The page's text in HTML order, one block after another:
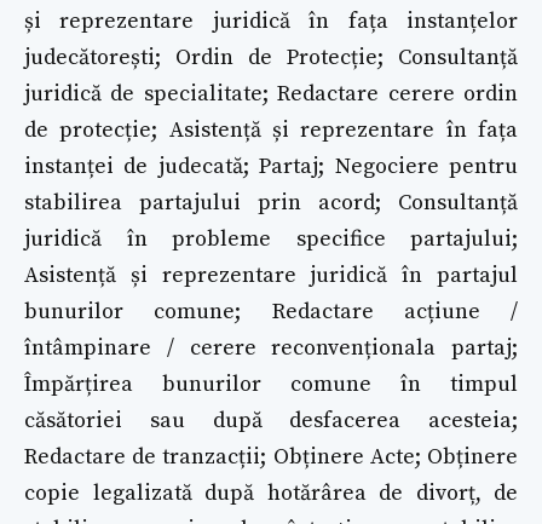
și reprezentare juridică în fața instanțelor
judecătorești; Ordin de Protecție; Consultanță
juridică de specialitate; Redactare cerere ordin
de protecție; Asistență și reprezentare în fața
instanței de judecată; Partaj; Negociere pentru
stabilirea partajului prin acord; Consultanță
juridică în probleme specifice partajului;
Asistență și reprezentare juridică în partajul
bunurilor comune; Redactare acțiune /
întâmpinare / cerere reconvenționala partaj;
Împărțirea bunurilor comune în timpul
căsătoriei sau după desfacerea acesteia;
Redactare de tranzacții; Obținere Acte; Obținere
copie legalizată după hotărârea de divorț, de